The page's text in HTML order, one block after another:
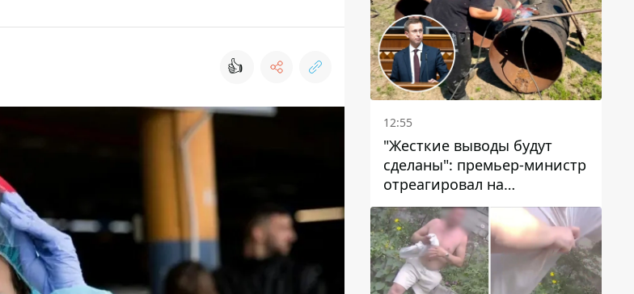
👍
12:55
"Жесткие выводы будут
сделаны": премьер-министр
отреагировал на
несколькодневное
отсутствие воды в Марганце